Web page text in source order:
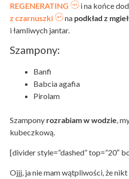
REGENERATING
i na końce
z czarnuszki
na podkład z
i łamliwych jantar.
Szampony:
Banfi
Babcia agafia
Pirolam
Szampony rozrabiam w wodzie ,
kubeczkową.
[divider style=”dashed” top=”20″
Ojjj, ja nie mam wątpliwości, że